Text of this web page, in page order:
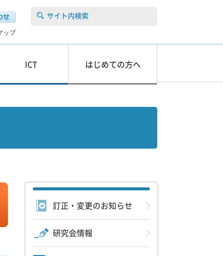
サイト内検索
ップ
ICT はじめての方へ
訂正・変更のお知らせ
研究会情報